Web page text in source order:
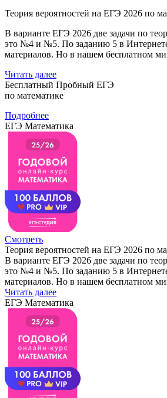
Теория вероятностей на ЕГЭ 2026 по
В варианте ЕГЭ 2026 две задачи по
это №4 и №5. По заданию 5 в
материалов. Но в нашем бесплатном
Читать далее
Бесплатный Пробный ЕГЭ
по математике
Подробнее
ЕГЭ Математика
Смотреть
Теория вероятностей на ЕГЭ 2026 по
В варианте ЕГЭ 2026 две задачи по
это №4 и №5. По заданию 5 в
материалов. Но в нашем бесплатном
Читать далее
ЕГЭ Математика